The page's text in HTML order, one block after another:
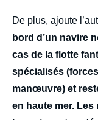
De plus, ajoute
bord d’un navire
cas de la flotte
spécialisés
manœuvre) et
en haute mer.